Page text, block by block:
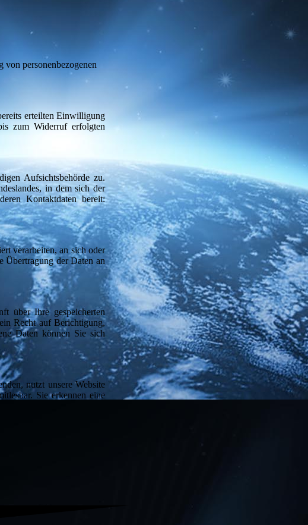
von personenbezogenen
erteilten Einwilligung
zum Widerruf erfolgten
Aufsichtsbehörde zu.
in dem sich der
Kontaktdaten bereit:
verarbeiten, an sich oder
Übertragung der Daten an
über Ihre gespeicherten
Recht auf Berichtigung,
Daten können Sie sich
nutzt unsere Website
Sie erkennen eine